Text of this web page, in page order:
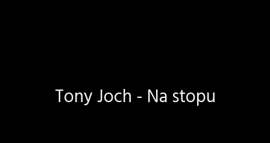
Tony Joch - Na stopu